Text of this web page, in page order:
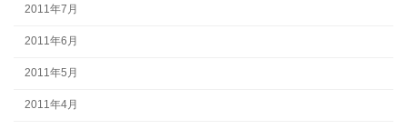
2011年7月
2011年6月
2011年5月
2011年4月